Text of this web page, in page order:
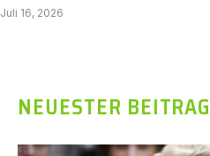
Juli 16, 2026
NEUESTER BEITRAG